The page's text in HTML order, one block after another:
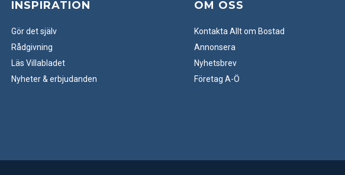
INSPIRATION
Gör det själv
Rådgivning
Läs Villabladet
Nyheter & erbjudanden
OM OSS
Kontakta Allt om Bostad
Annonsera
Nyhetsbrev
Företag A-Ö